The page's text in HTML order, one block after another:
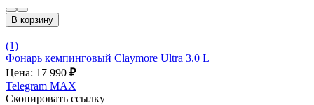
В корзину
(1)
Фонарь кемпинговый Claymore Ultra 3.0 L
Цена: 17 990 ₽
Telegram MAX
Скопировать ссылку